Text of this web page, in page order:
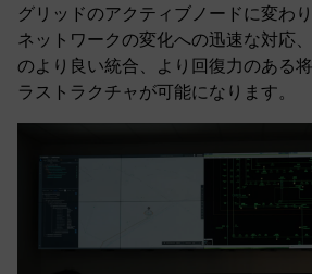
グリッドのアクティブノードに変わ
ネットワークの変化への迅速な対応
のより良い統合、より回復力のある
ラストラクチャが可能になります。